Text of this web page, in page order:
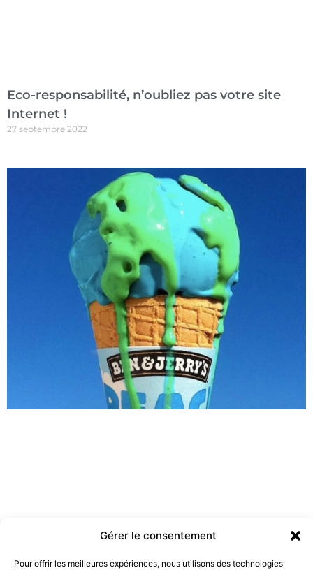
Gérer le consentement
Pour offrir les meilleures expériences, nous utilisons des technologies
Eco-responsabilité, n’oubliez pas votre site
Internet !
27 septembre 2022